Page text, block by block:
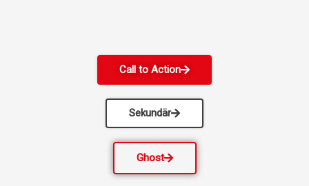
Call to Action
Sekundär
Ghost